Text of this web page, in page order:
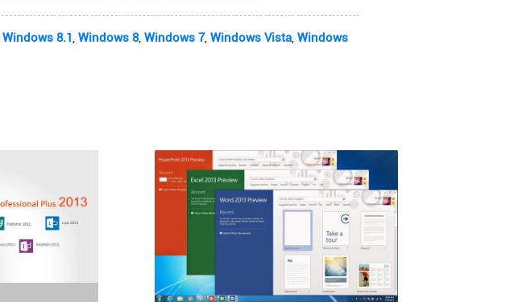
Windows 8.1 , Windows 8, Windows 7, Windows Vista, Windows